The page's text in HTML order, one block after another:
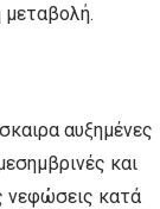
μεταβολή.
αυξημένες
και
νεφώσεις κατά